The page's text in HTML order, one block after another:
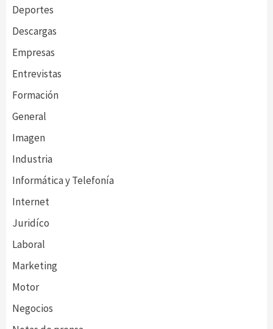
Deportes
Descargas
Empresas
Entrevistas
Formación
General
Imagen
Industria
Informática y Telefonía
Internet
Juridíco
Laboral
Marketing
Motor
Negocios